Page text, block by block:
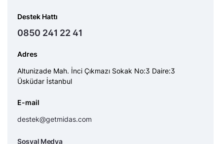
Destek Hattı
0850 241 22 41
Adres
Altunizade Mah. İnci Çıkmazı Sokak No:3 Daire:3
Üsküdar İstanbul
E-mail
destek@getmidas.com
Sosyal Medya